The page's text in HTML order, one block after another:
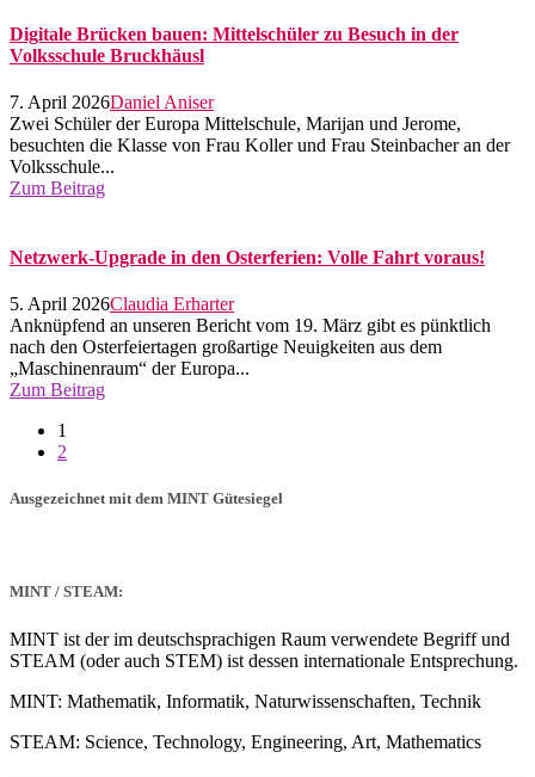
Digitale Brücken bauen: Mittelschüler zu Besuch in der
Volksschule Bruckhäusl
7. April 2026Daniel Aniser
Zwei Schüler der Europa Mittelschule, Marijan und Jerome,
besuchten die Klasse von Frau Koller und Frau Steinbacher an der
Volksschule...
Zum Beitrag
Netzwerk-Upgrade in den Osterferien: Volle Fahrt voraus!
5. April 2026Claudia Erharter
Anknüpfend an unseren Bericht vom 19. März gibt es pünktlich
nach den Osterfeiertagen großartige Neuigkeiten aus dem
„Maschinenraum“ der Europa...
Zum Beitrag
1
2
Ausgezeichnet mit dem MINT Gütesiegel
MINT / STEAM:
MINT ist der im deutschsprachigen Raum verwendete Begriff und
STEAM (oder auch STEM) ist dessen internationale Entsprechung.
MINT: Mathematik, Informatik, Naturwissenschaften, Technik
STEAM: Science, Technology, Engineering, Art, Mathematics